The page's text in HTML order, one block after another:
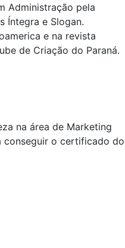
Administração pela
Íntegra e Slogan.
e na revista
de Criação do Paraná.
na área de Marketing
conseguir o certificado do